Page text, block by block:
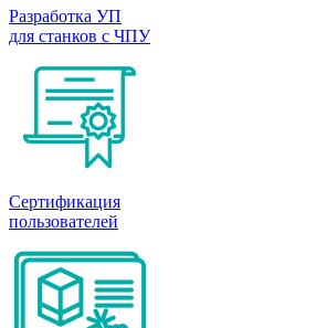
Разработка УП
для станков с ЧПУ
Сертификация
пользователей